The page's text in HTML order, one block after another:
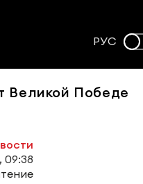
РУС
Великой Победе
09:38